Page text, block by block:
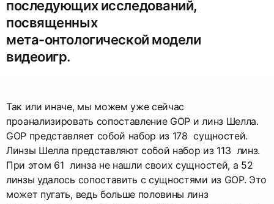
последующих исследований,
посвященных
мета-онтологической модели
видеоигр.
Так или иначе, мы можем уже сейчас
проанализировать сопоставление GOP и линз Шелла.
GOP представляет собой набор из 178 сущностей.
Линзы Шелла представляют собой набор из 113 линз.
При этом 61 линза не нашли своих сущностей, а 52
линзы удалось сопоставить с сущностями из GOP. Это
может пугать, ведь больше половины линз